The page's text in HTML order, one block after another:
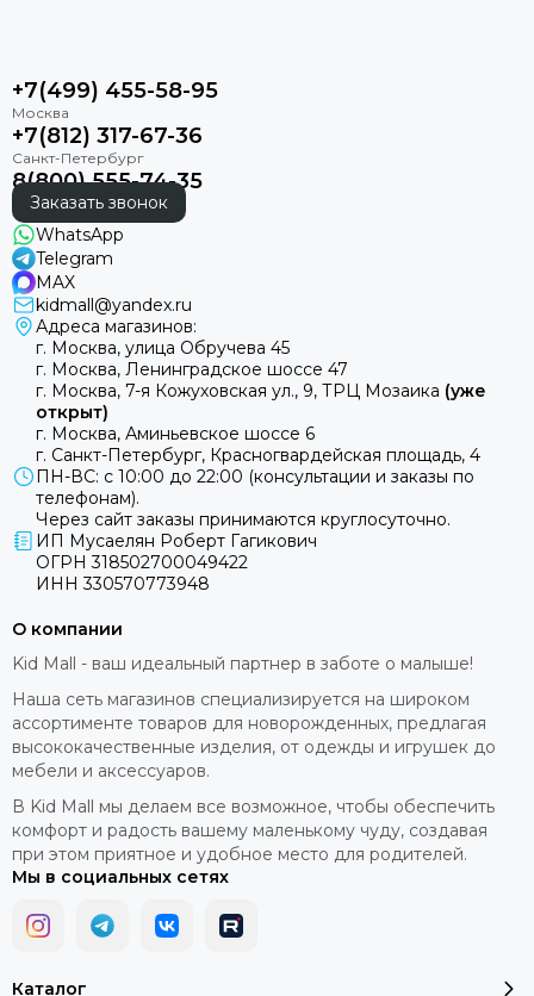
+7(499) 455-58-95
+7(812) 317-67-36
8(800) 555-74-35
Заказать звонок
WhatsApp
Telegram
MAX
kidmall@yandex.ru
Адреса магазинов:
г. Москва, улица Обручева 45
г. Москва, Ленинградское шоссе 47
г. Москва, 7-я Кожуховская ул., 9, ТРЦ Мозаика (уже
открыт)
г. Москва, Аминьевское шоссе 6
г. Санкт-Петербург, Красногвардейская площадь, 4
ПН-ВС: с 10:00 до 22:00 (консультации и заказы по
телефонам).
Через сайт заказы принимаются круглосуточно.
ИП Мусаелян Роберт Гагикович
ОГРН 318502700049422
ИНН 330570773948
Каталог
О компании
Kid Mall - ваш идеальный партнер в заботе о малыше!
Наша сеть магазинов специализируется на широком
ассортименте товаров для новорожденных, предлагая
высококачественные изделия, от одежды и игрушек до
мебели и аксессуаров.
В Kid Mall мы делаем все возможное, чтобы обеспечить
комфорт и радость вашему маленькому чуду, создавая
при этом приятное и удобное место для родителей.
Мы в социальных сетях